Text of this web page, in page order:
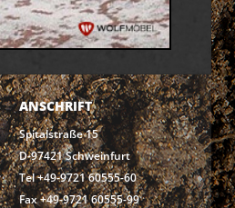
ANSCHRIFT
Spitalstraße 15
D-97421 Schweinfurt
Tel +49-9721 60555-60
Fax +49-9721 60555-99